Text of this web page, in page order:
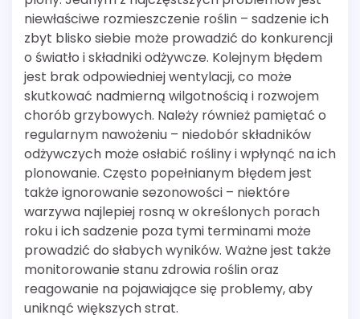
niewłaściwe rozmieszczenie roślin – sadzenie ich
zbyt blisko siebie może prowadzić do konkurencji
o światło i składniki odżywcze. Kolejnym błędem
jest brak odpowiedniej wentylacji, co może
skutkować nadmierną wilgotnością i rozwojem
chorób grzybowych. Należy również pamiętać o
regularnym nawożeniu – niedobór składników
odżywczych może osłabić rośliny i wpłynąć na ich
plonowanie. Często popełnianym błędem jest
także ignorowanie sezonowości – niektóre
warzywa najlepiej rosną w określonych porach
roku i ich sadzenie poza tymi terminami może
prowadzić do słabych wyników. Ważne jest także
monitorowanie stanu zdrowia roślin oraz
reagowanie na pojawiające się problemy, aby
uniknąć większych strat.